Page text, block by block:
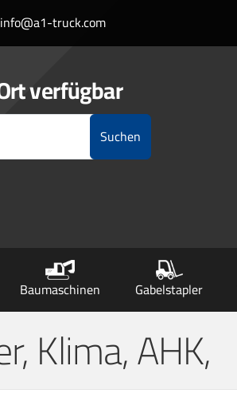
info@a1-truck.com
verfügbar
Suchen
Baumaschinen Gabelstapler
Klima, AHK,